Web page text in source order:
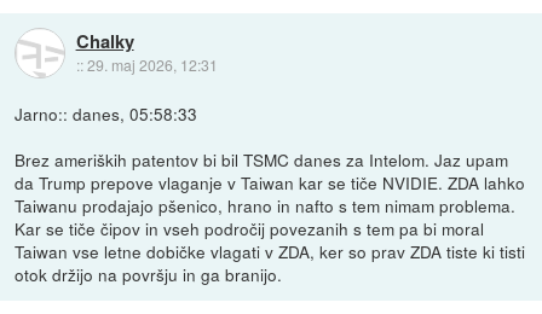
Chalky
::29. maj 2026, 12:31
Jarno:: danes, 05:58:33
Brez ameriških patentov bi bil TSMC danes za Intelom. Jaz upam
da Trump prepove vlaganje v Taiwan kar se tiče NVIDIE. ZDA lahko
Taiwanu prodajajo pšenico, hrano in nafto s tem nimam problema.
Kar se tiče čipov in vseh področij povezanih s tem pa bi moral
Taiwan vse letne dobičke vlagati v ZDA, ker so prav ZDA tiste ki tisti
otok držijo na površju in ga branijo.